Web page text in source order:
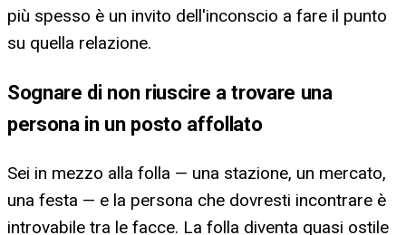
più spesso è un invito dell'inconscio a fare il punto
su quella relazione.
Sognare di non riuscire a trovare una
persona in un posto affollato
Sei in mezzo alla folla — una stazione, un mercato,
una festa — e la persona che dovresti incontrare è
introvabile tra le facce. La folla diventa quasi ostile